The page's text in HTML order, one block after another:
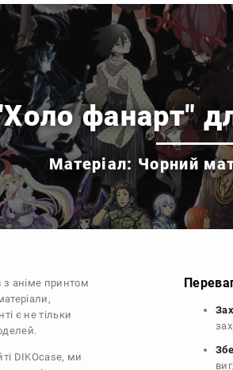
фанарт"
Матеріал: Чорний
з аніме принтом
є не тільки
DIKOcase, ми